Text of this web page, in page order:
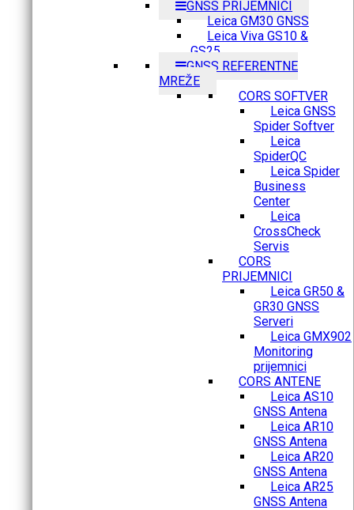
GNSS PRIJEMNICI
Leica GM30 GNSS
Leica Viva GS10 &
GS25
GNSS REFERENTNE
MREŽE
CORS SOFTVER
Leica GNSS
Spider Softver
Leica
SpiderQC
Leica Spider
Business
Center
Leica
CrossCheck
Servis
CORS
PRIJEMNICI
Leica GR50 &
GR30 GNSS
Serveri
Leica GMX902
Monitoring
prijemnici
CORS ANTENE
Leica AS10
GNSS Antena
Leica AR10
GNSS Antena
Leica AR20
GNSS Antena
Leica AR25
GNSS Antena